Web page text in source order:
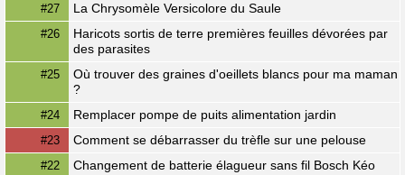
#27 La Chrysomèle Versicolore du Saule
#26
Haricots sortis de terre premières feuilles dévorées par
des parasites
#25
Où trouver des graines d'oeillets blancs pour ma maman
?
#24 Remplacer pompe de puits alimentation jardin
#23 Comment se débarrasser du trèfle sur une pelouse
#22 Changement de batterie élagueur sans fil Bosch Kéo